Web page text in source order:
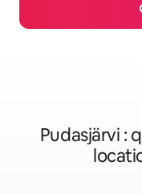
Pudasjärvi :